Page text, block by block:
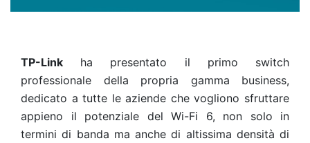
TP-Link ha presentato il primo switch
professionale della propria gamma business,
dedicato a tutte le aziende che vogliono sfruttare
appieno il potenziale del Wi-Fi 6, non solo in
termini di banda ma anche di altissima densità di